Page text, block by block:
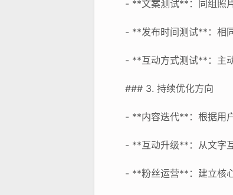
- **文案测试**：同组照
- **发布时间测试**：相
- **互动方式测试**：主
### 3. 持续优化方向
- **内容迭代**：根据用
- **互动升级**：从文字
- **粉丝运营**：建立核